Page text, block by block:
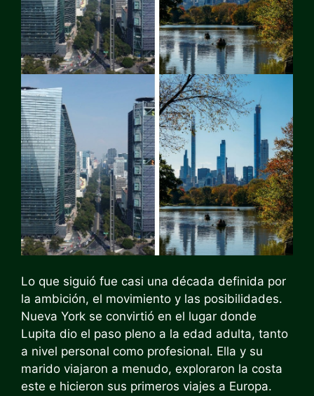
Lo que siguió fue casi una década definida por
la ambición, el movimiento y las posibilidades.
Nueva York se convirtió en el lugar donde
Lupita dio el paso pleno a la edad adulta, tanto
a nivel personal como profesional. Ella y su
marido viajaron a menudo, exploraron la costa
este e hicieron sus primeros viajes a Europa.